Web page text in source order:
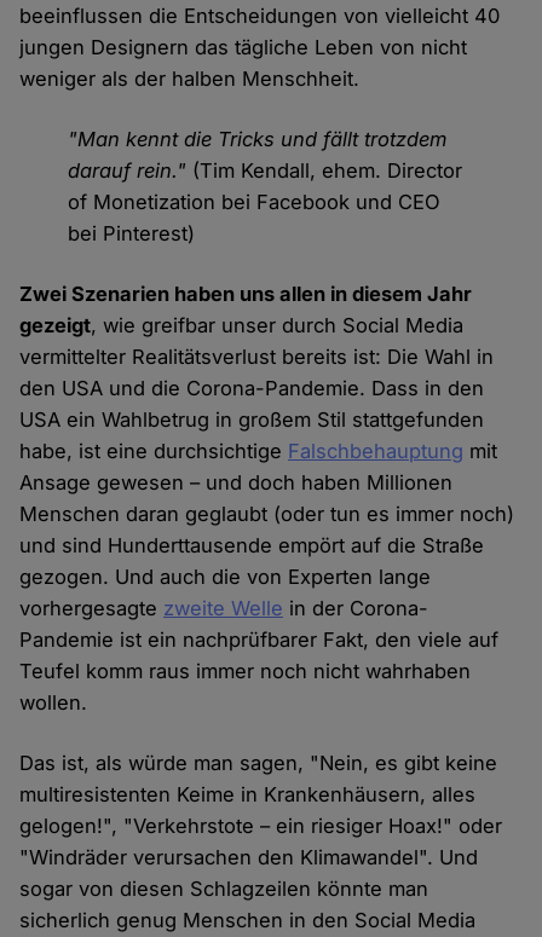
beeinflussen die Entscheidungen von vielleicht 40
jungen Designern das tägliche Leben von nicht
weniger als der halben Menschheit.
"Man kennt die Tricks und fällt trotzdem
darauf rein." (Tim Kendall, ehem. Director
of Monetization bei Facebook und CEO
bei Pinterest)
Zwei Szenarien haben uns allen in diesem Jahr
gezeigt, wie greifbar unser durch Social Media
vermittelter Realitätsverlust bereits ist: Die Wahl in
den USA und die Corona-Pandemie. Dass in den
USA ein Wahlbetrug in großem Stil stattgefunden
habe, ist eine durchsichtige Falschbehauptung mit
Ansage gewesen – und doch haben Millionen
Menschen daran geglaubt (oder tun es immer noch)
und sind Hunderttausende empört auf die Straße
gezogen. Und auch die von Experten lange
vorhergesagte zweite Welle in der Corona-
Pandemie ist ein nachprüfbarer Fakt, den viele auf
Teufel komm raus immer noch nicht wahrhaben
wollen.
Das ist, als würde man sagen, "Nein, es gibt keine
multiresistenten Keime in Krankenhäusern, alles
gelogen!", "Verkehrstote – ein riesiger Hoax!" oder
"Windräder verursachen den Klimawandel". Und
sogar von diesen Schlagzeilen könnte man
sicherlich genug Menschen in den Social Media